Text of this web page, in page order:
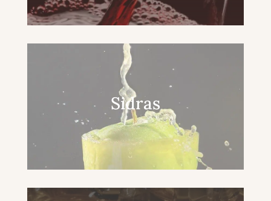
Sidras